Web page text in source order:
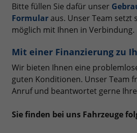
Bitte füllen Sie dafür unser
Formular aus. Unser Team setzt
möglich mit Ihnen in Verbindung.
Mit einer Finanzierung zu
Wir bieten Ihnen eine
guten Konditionen. Unser Team
Anruf und beantwortet gerne
Sie finden bei uns Fahrzeuge